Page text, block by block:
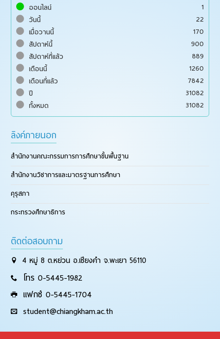
ออนไลน์
1
วันนี้
22
เมื่อวานนี้
170
สัปดาห์นี้
900
สัปดาห์ที่แล้ว
889
เดือนนี้
1260
เดือนที่แล้ว
7842
ปี
31082
ทั้งหมด
31082
ลิงค์ภายนอก
สำนักงานคณะกรรมการการศึกษาขั้นพื้นฐาน
สำนักงานวิชาการและมาตรฐานการศึกษา
คุรุสภา
กระทรวงศึกษาธิการ
ติดต่อสอบถาม
4 หมู่ 8 ต.หย่วน อ.เชียงคำ จ.พะเยา 56110
โทร 0-5445-1982
แฟกซ์ 0-5445-1704
student@chiangkham.ac.th